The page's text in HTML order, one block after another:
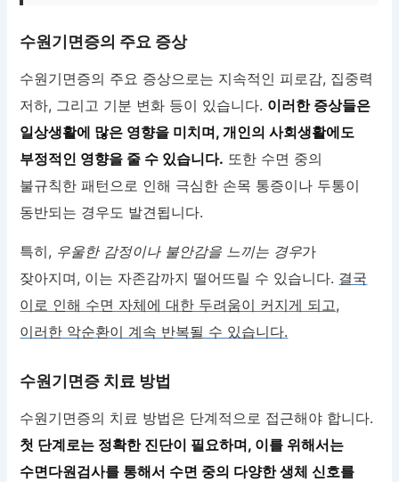
수원기면증의 주요 증상
수원기면증의 주요 증상으로는 지속적인 피로감, 집중력
저하, 그리고 기분 변화 등이 있습니다. 이러한 증상들은
일상생활에 많은 영향을 미치며, 개인의 사회생활에도
부정적인 영향을 줄 수 있습니다. 또한 수면 중의
불규칙한 패턴으로 인해 극심한 손목 통증이나 두통이
동반되는 경우도 발견됩니다.
특히, 우울한 감정이나 불안감을 느끼는 경우가
잦아지며, 이는 자존감까지 떨어뜨릴 수 있습니다. 결국
이로 인해 수면 자체에 대한 두려움이 커지게 되고,
이러한 악순환이 계속 반복될 수 있습니다.
수원기면증 치료 방법
수원기면증의 치료 방법은 단계적으로 접근해야 합니다.
첫 단계로는 정확한 진단이 필요하며, 이를 위해서는
수면다원검사를 통해서 수면 중의 다양한 생체 신호를